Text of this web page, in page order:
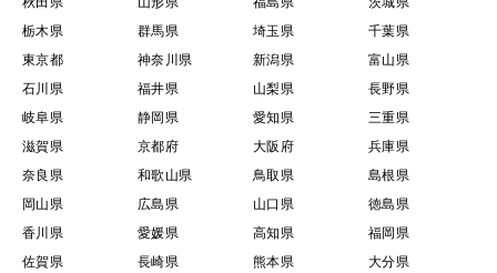
栃木県
群馬県 埼玉県
千葉県
東京都
神奈川県 新潟県
富山県
石川県
福井県 山梨県
長野県
岐阜県
静岡県 愛知県
三重県
滋賀県
京都府 大阪府
兵庫県
奈良県
和歌山県 鳥取県
島根県
岡山県
広島県 山口県
徳島県
香川県
愛媛県 高知県
福岡県
佐賀県
長崎県 熊本県 大分県